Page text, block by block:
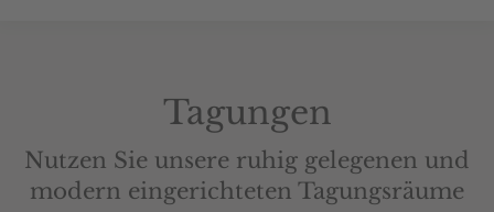
Tagungen
Nutzen Sie unsere ruhig gelegenen und
modern eingerichteten Tagungsräume